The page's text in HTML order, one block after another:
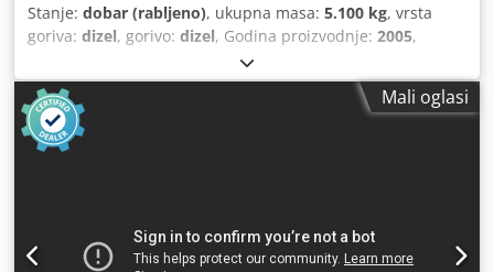
Stanje: dobar (rabljeno), ukupna masa: 5.100 kg, vrsta
goriva: dizel, gorivo: dizel, Godina proizvodnje: 2005,
PROD. - ATLSCOPCO TIP - XAS426 Serijski br - YA3-062854-
50542371 GODINA - 2005 Cedpfx Ahot Srw Asfsrf SNAGA
(kW) - 166 POTROŠITI. (m3/min) - 25 CIS (bar) - 7 Mali oglasi